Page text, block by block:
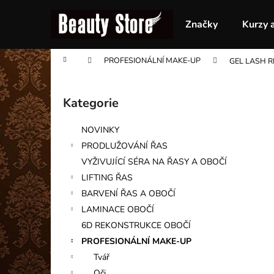
Značky Kurzy
Domů PROFESIONÁLNÍ MAKE-UP GEL LASH
o
s
t
r
n
n
í
n
Přeskočit
kategorie
Kategorie
NOVINKY
PRODLUŽOVÁNÍ ŘAS
VYŽIVUJÍCÍ SÉRA NA ŘASY A OBOČÍ
LIFTING ŘAS
BARVENÍ ŘAS A OBOČÍ
LAMINACE OBOČÍ
6D REKONSTRUKCE OBOČÍ
PROFESIONÁLNÍ MAKE-UP
Tvář
í
k
do
obchodu
do
obchodu